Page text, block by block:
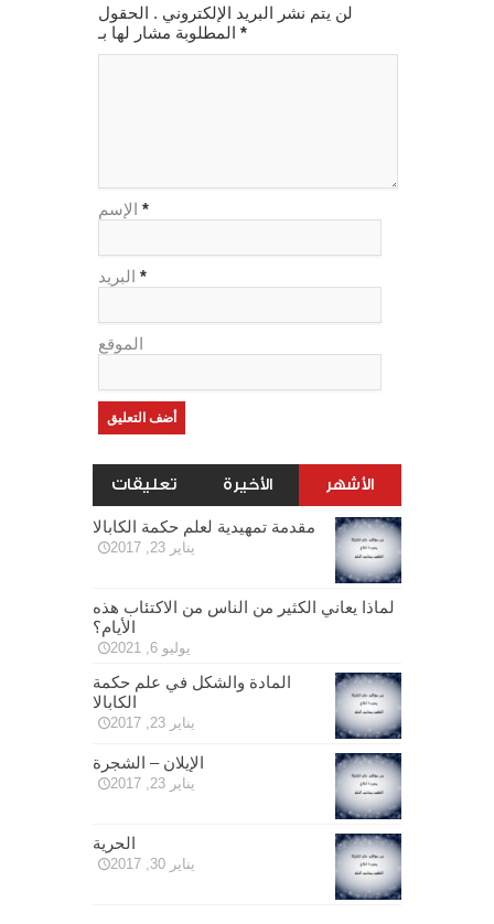
لن يتم نشر البريد الإلكتروني . الحقول
*
الإسم *
البريد *
الموقع
الأشهر الأخيرة تعليقات
مقدمة تمهيدية لعلم حكمة الكابالا
يناير 23, 2017
لماذا يعاني الكثير من الناس من الاكتئاب هذه
الأيام؟
يوليو 6, 2021
المادة والشكل في علم حكمة
الكابالا
يناير 23, 2017
الإيلان – الشجرة
يناير 23, 2017
الحرية
يناير 30, 2017